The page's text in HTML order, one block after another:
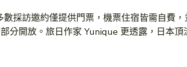
數採訪邀約僅提供門票，機票住宿皆需自費
分開放。旅日作家 Yunique 更透露，日本